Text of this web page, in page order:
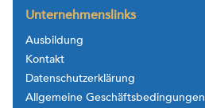
Unternehmenslinks
Ausbildung
Kontakt
Datenschutzerklärung
Allgemeine Geschäftsbedingungen